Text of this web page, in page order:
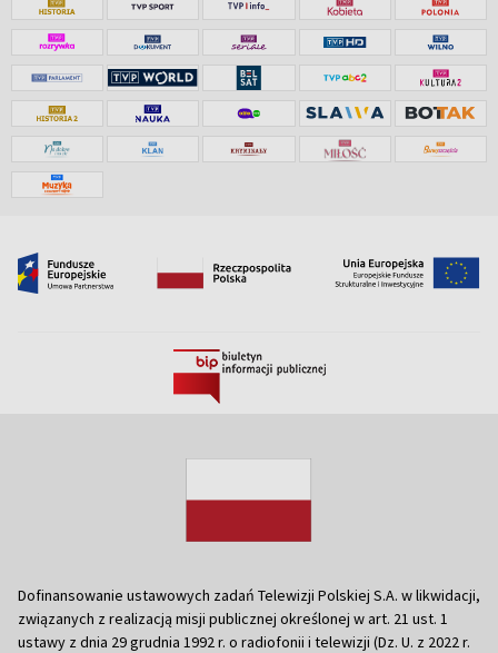
Dofinansowanie ustawowych zadań Telewizji Polskiej S.A. w likwidacji,
związanych z realizacją misji publicznej określonej w art. 21 ust. 1
ustawy z dnia 29 grudnia 1992 r. o radiofonii i telewizji (Dz. U. z 2022 r.